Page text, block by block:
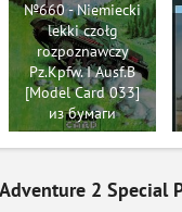
№660 - Niemiecki
lekki czołg
rozpoznawczy
Pz.Kpfw. I Ausf.B
[Model Card 033]
из бумаги
2 Special